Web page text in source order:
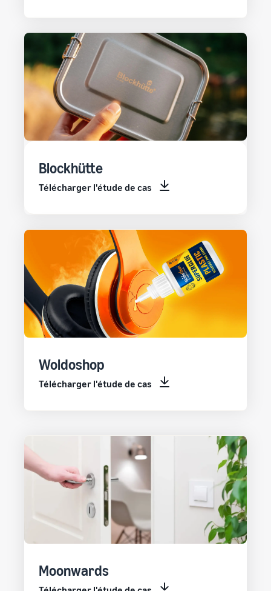
Blockhütte
Télécharger l'étude de cas
Woldoshop
Télécharger l'étude de cas
Moonwards